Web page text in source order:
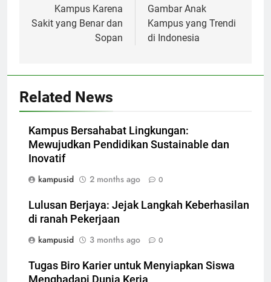
Kampus Karena
Sakit yang Benar dan
Sopan
Gambar Anak
Kampus yang Trendi
di Indonesia
Related News
Kampus Bersahabat Lingkungan:
Mewujudkan Pendidikan Sustainable dan
Inovatif
kampusid
2 months ago 0
Lulusan Berjaya: Jejak Langkah Keberhasilan
di ranah Pekerjaan
kampusid
3 months ago 0
Tugas Biro Karier untuk Menyiapkan Siswa